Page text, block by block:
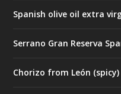
Spanish olive oil extra
Serrano Gran Reserva
Chorizo from León (spicy)